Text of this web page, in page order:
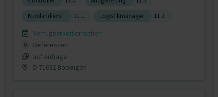
Kundendienst
11 J. Logistikmanager 11 J.
Verfügbarkeit einsehen
0
Referenzen
auf Anfrage
D-71032 Böblingen